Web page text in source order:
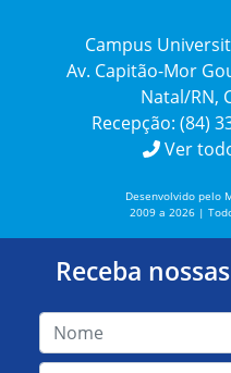
Campus
Av. Capitão-Mor
Natal/RN,
Recepção: (84)
Ver
Desenvolvido pelo
2009 a 2026 |
Receba